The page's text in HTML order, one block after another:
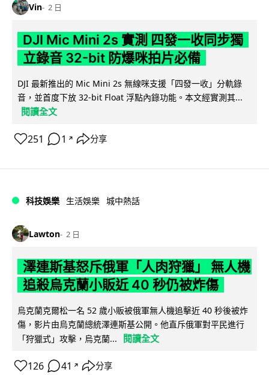
Vin 2 日
DJI Mic Mini 2s 實測 四發一收同步獨
立錄音 32-bit 防爆咪拍片必備
DJI 最新推出的 Mic Mini 2s 無線咪支援「四發一收」分軌錄
音，並首度下放 32-bit Float 浮點內錄功能。本文經實測其...
閱讀全文
251 1 ↗ 分享
科技娛樂 生活娛樂 城中熱話
Lawton 2 日
澤連斯基怒斥俄軍「人肉狩獵」 無人機
追殺烏克蘭小販近 40 秒仍被炸傷
烏克蘭克爾松一名 52 歲小販被俄軍無人機追擊近 40 秒後被炸
傷，影片由烏克蘭總統澤連斯基公開。他直斥俄軍對平民進行
「狩獵式」攻擊，烏克蘭...
閱讀全文
126 41 ↗ 分享